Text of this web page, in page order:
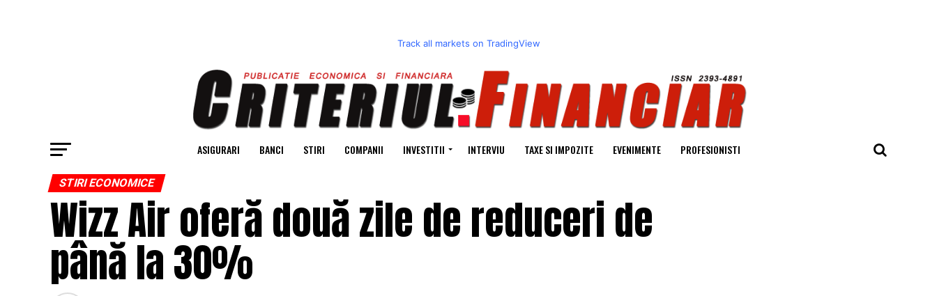
Track all markets on TradingView
ASIGURARI BANCI STIRI COMPANII INVESTITII INTERVIU TAXE SI IMPOZITE EVENIMENTE PROFESIONISTI
STIRI ECONOMICE
Wizz Air oferă două zile de reduceri de
până la 30%